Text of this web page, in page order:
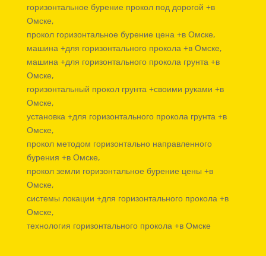
горизонтальное бурение прокол под дорогой +в
Омске,
прокол горизонтальное бурение цена +в Омске,
машина +для горизонтального прокола +в Омске,
машина +для горизонтального прокола грунта +в
Омске,
горизонтальный прокол грунта +своими руками +в
Омске,
установка +для горизонтального прокола грунта +в
Омске,
прокол методом горизонтально направленного
бурения +в Омске,
прокол земли горизонтальное бурение цены +в
Омске,
системы локации +для горизонтального прокола +в
Омске,
технология горизонтального прокола +в Омске